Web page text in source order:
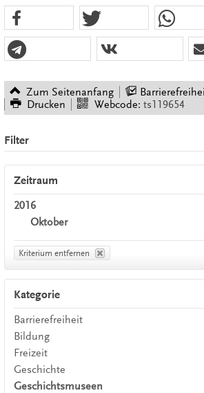
Zum Seitenanfang
Drucken
Webcode: ts119654
Filter
Zeitraum
2016
Oktober
Kriterium entfernen
Kategorie
Barrierefreiheit
Bildung
Freizeit
Geschichte
Geschichtsmuseen